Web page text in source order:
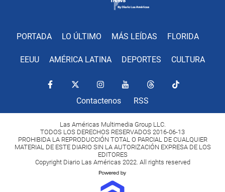
PORTADA LO ÚLTIMO MÁS LEÍDAS FLORIDA
EEUU AMÉRICA LATINA DEPORTES CULTURA
Contactenos RSS
Las Américas Multimedia Group LLC.
TODOS LOS DERECHOS RESERVADOS 2016-06-13
PROHIBIDA LA REPRODUCCIÓN TOTAL O PARCIAL DE CUALQUIER
MATERIAL DE ESTE DIARIO SIN LA AUTORIZACIÓN EXPRESA DE LOS
EDITORES
Copyright Diario Las Américas 2022. All rights reserved